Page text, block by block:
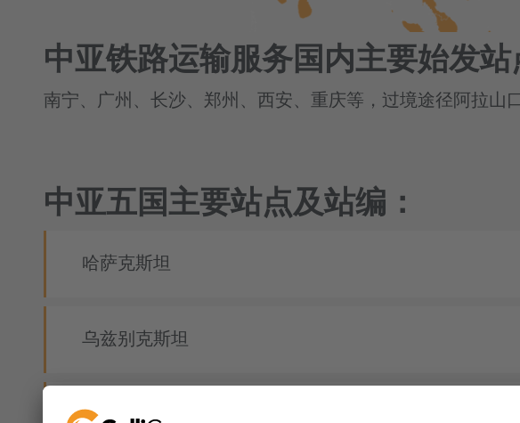
中亚铁路运输服务国内主要始发站
南宁、广州、长沙、郑州、西安、重庆等，过境途径阿拉山
中亚五国主要站点及站编：
哈萨克斯坦
乌兹别克斯坦
土库曼斯坦